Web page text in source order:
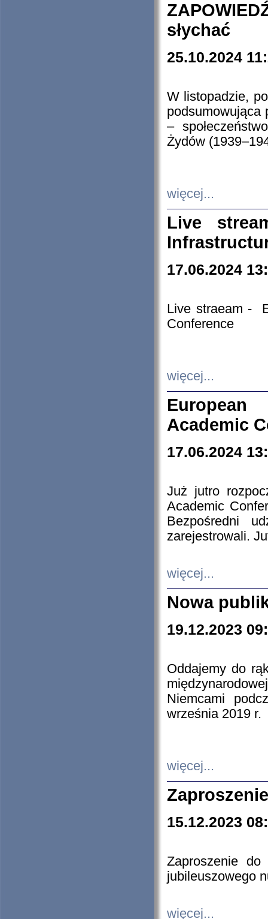
słychać
25.10.2024
W listopadzie,
podsumowująca
–
Żydów
więcej...
Live
17.06.2024
Live straeam -
Conference
więcej...
European
Academic
17.06.2024
Już jutro
Academic
Bezpośredni
zarejestrowali.
więcej...
Nowa
19.12.2023
Oddajemy do
Niemcami
września 2019 r.
więcej...
15.12.2023
Zaproszenie do
jubileuszowego
więcej...